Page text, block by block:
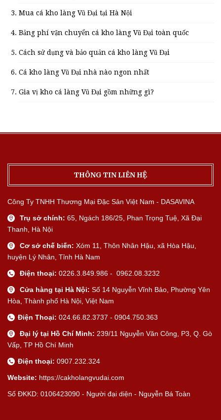
Mua cá kho làng Vũ Đại tại Hà Nội
Bảng phí vận chuyển cá kho làng Vũ Đại toàn quốc
Cách sử dụng và bảo quản cá kho làng Vũ Đại
Cá kho làng Vũ Đại nhà nào ngon nhất
Gia vị kho cá làng Vũ Đại gồm những gì?
THÔNG TIN LIÊN HỆ
Công Ty TNHH Thương Mại Đặc Sản Việt Nam - DASAVINA
Trụ sở chính: 65, Ngách 186/25, Phan Trọng Tuệ, Xã Đại
Thanh, Hà Nội
Cơ sở chế biến: Xóm 11, Thôn Nhân Hậu, xã Hòa Hậu,
huyện Lý Nhân, Tỉnh Hà Nam
Điện thoại: 0226.3.849.986 - 0962.08.3232
Cửa hàng tại Hà Nội: Số 14 Nguyễn Vĩnh Bảo, Phường Yên
Hòa, Thành phố Hà Nội, Việt Nam
Điện Thoại: 024.66.82.3737 - 0904.750.363
Đại lý tại Hồ Chí Minh: 239/11 Nguyễn Văn Công, P3, Q. Gò
Vấp, TP Hồ Chí Minh
Điện thoại: 0907.232.324
Website: https://cakholangvudai.com
Số ĐKKD: 0106423090 - Người đại diện - Nguyễn Bá Toàn